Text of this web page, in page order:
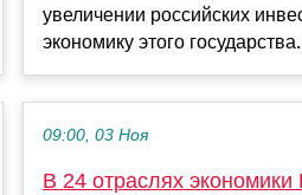
увеличении российских
экономику этого
09:00, 03 Ноя
В 24 отраслях экономики